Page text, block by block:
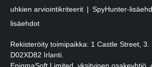
uhkien arviointikriteerit
SpyHunter-
lisäehdot
Rekisteröity toimipaikka: 1 Castle Street, 3.
D02XD82 Irlanti.